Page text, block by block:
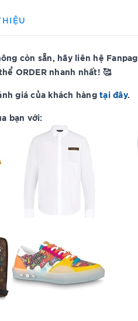
còn sẵn, hãy liên hệ
ORDER nhanh nhất! 🥰
giá của khách hàng tại đây.
bạn với: